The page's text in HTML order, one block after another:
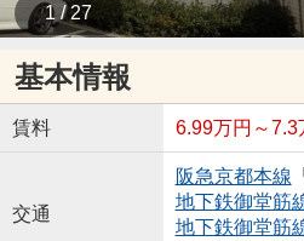
1 / 27
基本情報
賃料 6.99万円～7.3
交通
阪急京都本線 「
地下鉄御堂筋
地下鉄御堂筋